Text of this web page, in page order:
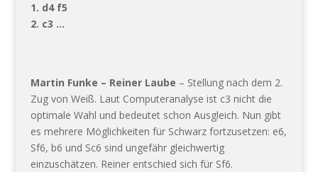
1. d4 f5
2. c3 …
Martin Funke – Reiner Laube – Stellung nach dem 2.
Zug von Weiß. Laut Computeranalyse ist c3 nicht die
optimale Wahl und bedeutet schon Ausgleich. Nun gibt
es mehrere Möglichkeiten für Schwarz fortzusetzen: e6,
Sf6, b6 und Sc6 sind ungefähr gleichwertig
einzuschätzen. Reiner entschied sich für Sf6.